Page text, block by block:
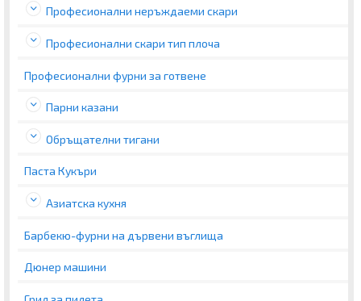
Професионални неръждаеми скари
Професионални скари тип плоча
Професионални фурни за готвене
Парни казани
Обръщателни тигани
Паста Кукъри
Азиатска кухня
Барбекю-фурни на дървени въглища
Дюнер машини